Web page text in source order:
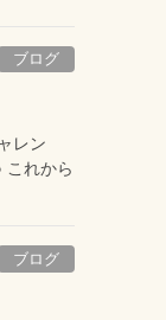
ブログ
レン
これから
ブログ